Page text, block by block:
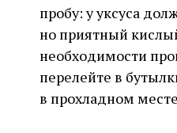
пробу: у уксуса
но приятный
необходимости
перелейте в
в прохладном